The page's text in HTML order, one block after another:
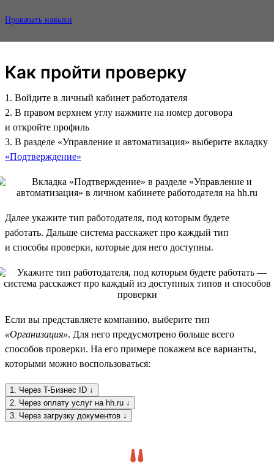
Прокачать навыки
Как пройти проверку
1. Войдите в личный кабинет работодателя
2. В правом верхнем углу нажмите на номер договора
и откройте профиль
3. В разделе «Управление и автоматизация» выберите вкладку
«Подтверждение»
Далее укажите тип работодателя, под которым будете
работать. Дальше система расскажет про каждый тип
и способы проверки, которые для него доступны.
Если вы представляете компанию, выберите тип
«Организация». Для него предусмотрено больше всего
способов проверки. На его примере покажем все варианты,
которыми можно воспользоваться:
1. Через T-Бизнес ID ↓
2. Через оплату услуг на hh.ru ↓
3. Через загрузку документов ↓